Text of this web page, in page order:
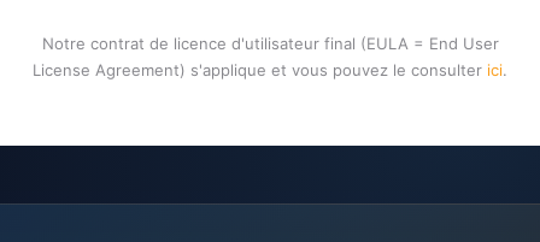
Notre contrat de licence d'utilisateur final (EULA = End User
License Agreement) s'applique et vous pouvez le consulter ici.